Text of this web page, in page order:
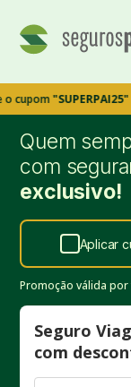
"SUPERPAI25"e
Quem
com
exclusivo!
Aplicar
Promoção válida
Seguro
com